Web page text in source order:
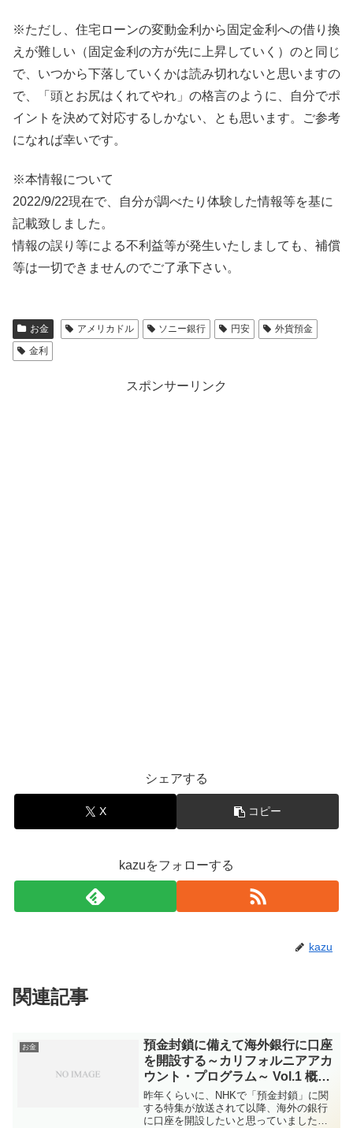
※ただし、住宅ローンの変動金利から固定金利への借り換
えが難しい（固定金利の方が先に上昇していく）のと同じ
で、いつから下落していくかは読み切れないと思いますの
で、「頭とお尻はくれてやれ」の格言のように、自分でポ
イントを決めて対応するしかない、とも思います。ご参考
になれば幸いです。
※本情報について
2022/9/22現在で、自分が調べたり体験した情報等を基に
記載致しました。
情報の誤り等による不利益等が発生いたしましても、補償
等は一切できませんのでご了承下さい。
お金 アメリカドル ソニー銀行 円安
外貨預金
金利
スポンサーリンク
シェアする
X コピー
kazuをフォローする
kazu
関連記事
お金
預金封鎖に備えて海外銀行に口座
を開設する～カリフォルニアアカ
ウント・プログラム～ Vol.1 概要
編
昨年くらいに、NHKで「預金封鎖」に関
する特集が放送されて以降、海外の銀行
に口座を開設したいと思っていました